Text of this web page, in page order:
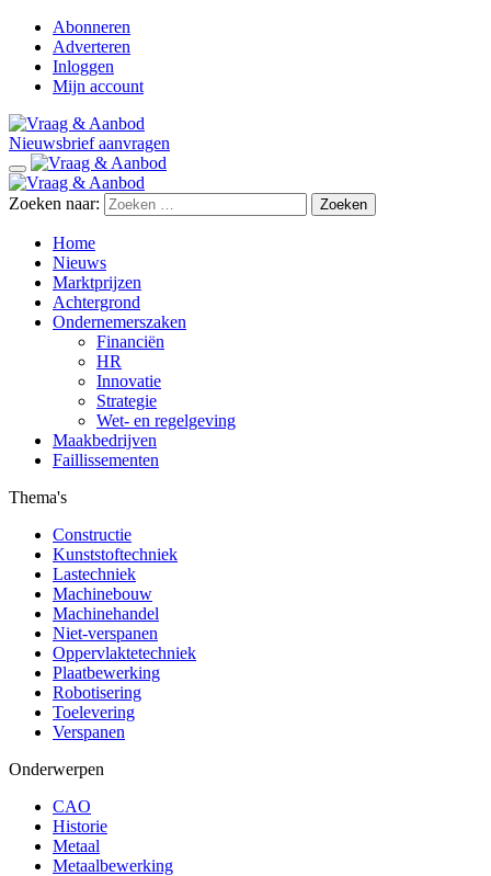
Abonneren
Adverteren
Inloggen
Mijn account
Nieuwsbrief aanvragen
Zoeken naar:
Home
Nieuws
Marktprijzen
Achtergrond
Ondernemerszaken
Financiën
HR
Innovatie
Strategie
Wet- en regelgeving
Maakbedrijven
Faillissementen
Thema's
Constructie
Kunststoftechniek
Lastechniek
Machinebouw
Machinehandel
Niet-verspanen
Oppervlaktetechniek
Plaatbewerking
Robotisering
Toelevering
Verspanen
Onderwerpen
CAO
Historie
Metaal
Metaalbewerking